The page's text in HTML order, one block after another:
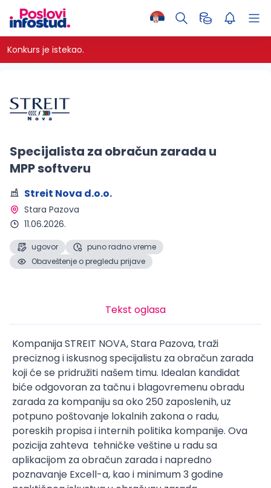
Konkurs je istekao.
Specijalista za obračun zarada u
MPP softveru
Streit Nova d.o.o.
Stara Pazova
11.06.2026.
ugovor
puno radno vreme
Obaveštenje o pregledu prijave
Tekst oglasa
Kompanija STREIT NOVA, Stara Pazova, traži
preciznog i iskusnog specijalistu za obračun zarada
koji će se pridružiti našem timu. Idealan kandidat
biće odgovoran za tačnu i blagovremenu obradu
zarada za kompaniju sa oko 250 zaposlenih, uz
potpuno poštovanje lokalnih zakona o radu,
poreskih propisa i internih politika kompanije. Ova
pozicija zahteva tehničke veštine u radu sa
aplikacijom za obračun zarada i napredno
poznavanje Excell-a, kao i minimum 3 godine